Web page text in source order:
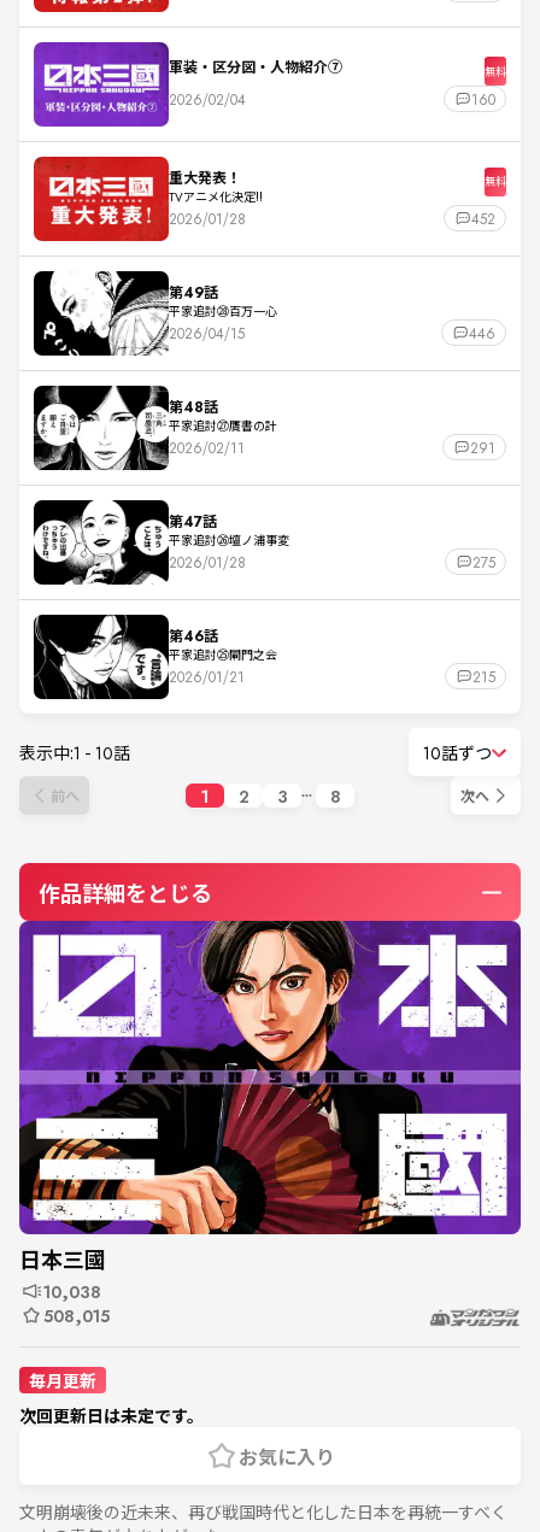
軍装・区分図・人物紹介⑦ 無料
2026/02/04 160
重大発表！
TVアニメ化決定!!
無料
2026/01/28 452
第49話
平家追討㉘百万一心
2026/04/15 446
第48話
平家追討㉗贋書の計
2026/02/11 291
第47話
平家追討㉖壇ノ浦事変
2026/01/28 275
第46話
平家追討㉕閘門之会
2026/01/21 215
表示中:1 - 10話 10話ずつ
前へ 1 2 3 8 次へ
作品詳細をとじる
日本三國
10,038
508,015
毎月更新
次回更新日は未定です。
お気に入り
文明崩壊後の近未来、再び戦国時代と化した日本を再統一すべく